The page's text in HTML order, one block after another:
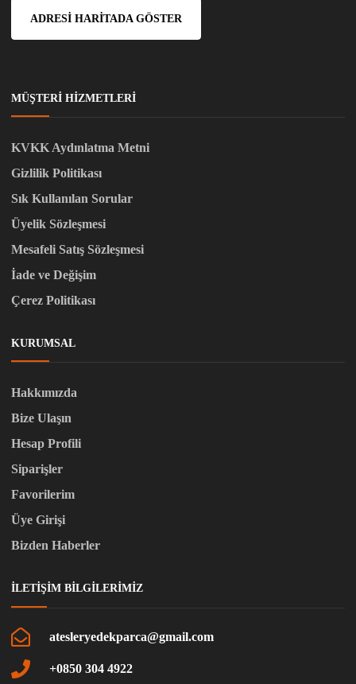
ADRESI HARITADA GÖSTER
MÜŞTERI HIZMETLERI
KVKK Aydınlatma Metni
Gizlilik Politikası
Sık Kullanılan Sorular
Üyelik Sözleşmesi
Mesafeli Satış Sözleşmesi
İade ve Değişim
Çerez Politikası
KURUMSAL
Hakkımızda
Bize Ulaşın
Hesap Profili
Siparişler
Favorilerim
Üye Girişi
Bizden Haberler
İLETIŞIM BILGILERIMIZ
atesleryedekparca@gmail.com
+0850 304 4922